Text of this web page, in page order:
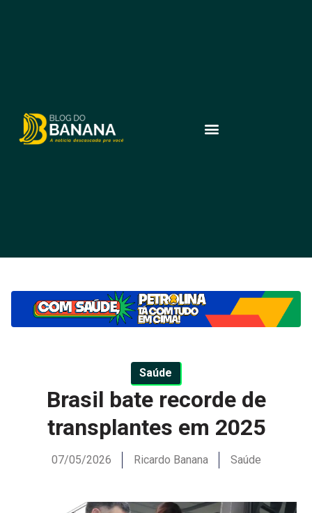
Saúde
Brasil bate recorde de
transplantes em 2025
07/05/2026 Ricardo Banana Saúde